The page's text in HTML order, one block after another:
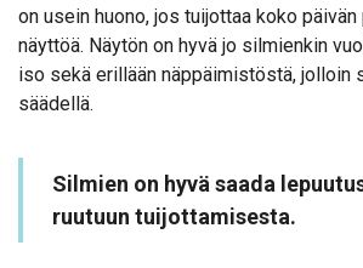
on usein huono, jos tuijottaa koko
näyttöä. Näytön on hyvä jo silmienkin
iso sekä erillään näppäimistöstä, jolloin
säädellä.
Silmien on hyvä saada
ruutuun tuijottamisesta.